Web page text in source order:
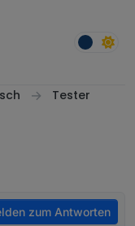
Tester
zum Antworten